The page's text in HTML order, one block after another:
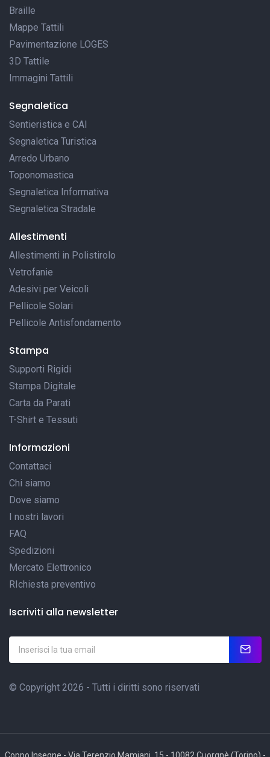
Braille
Mappe Tattili
Pavimentazione LOGES
3D Tattile
Immagini Tattili
Segnaletica
Sentieristica e CAI
Segnaletica Turistica
Arredo Urbano
Toponomastica
Segnaletica Informativa
Segnaletica Stradale
Allestimenti
Allestimenti in Polistirolo
Vetrofanie
Adesivi per Veicoli
Pellicole Solari
Pellicole Antisfondamento
Stampa
Supporti Rigidi
Stampa Digitale
Carta da Parati
T-Shirt e Tessuti
Informazioni
Contattaci
Chi siamo
Dove siamo
I nostri lavori
FAQ
Spedizioni
Mercato Elettronico
RIchiesta preventivo
Iscriviti alla newsletter
© Copyright 2026 - Tutti i diritti sono riservati